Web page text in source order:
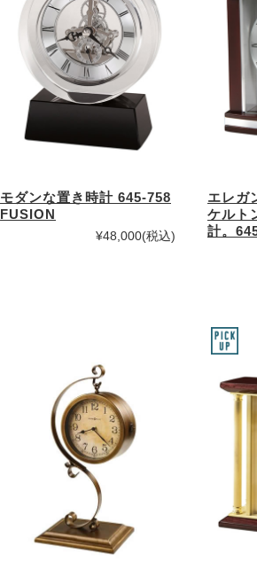
モダンな置き時計 645-758
FUSION
¥48,000(税込)
エレガ
ケルト
計。